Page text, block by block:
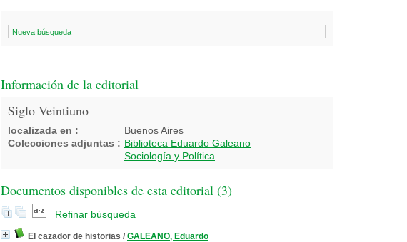
Nueva búsqueda
Información de la editorial
Siglo Veintiuno
localizada en :
Buenos Aires
Colecciones adjuntas : Biblioteca Eduardo Galeano
Sociología y Política
Documentos disponibles de esta editorial (3)
Refinar búsqueda
El cazador de historias / GALEANO, Eduardo